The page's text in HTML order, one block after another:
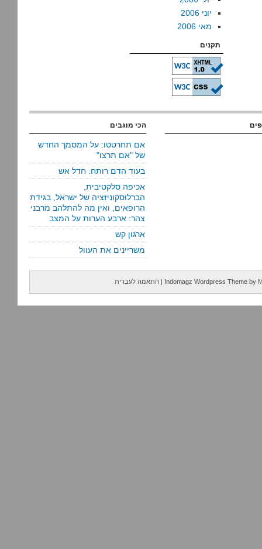
יוני 2006
מאי 2006
תקנים
הכי מוגבים
אם תחרטטו: על המסמך החדש
של "אם תרצו"
בעוד הדם רותח: חדל אש
אכיפה סלקטיבית,
הברלוסקוניזציה של ישראל, בגידת
הרופאים, ואין מה להתלהב מרבני
צהר: ארבע הערות על המצב
ארגון קש
משריינים את העוול
Indomagz Wordpress Theme by
| התאמה לעברית